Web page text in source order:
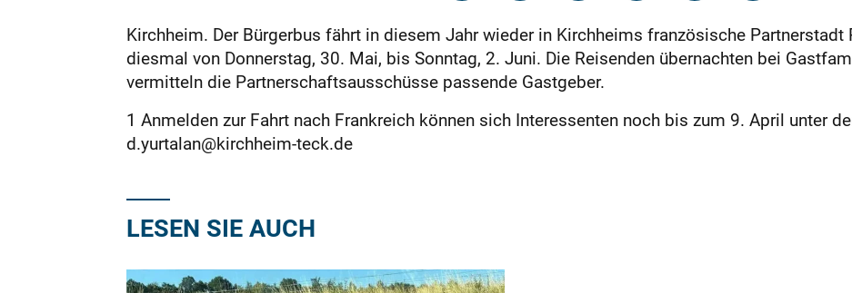
Kirchheim. Der Bürgerbus fährt in diesem Jahr wieder in Kirchheims französische
diesmal von Donnerstag, 30. Mai, bis Sonntag, 2. Juni. Die Reisenden übernachten bei
vermitteln die Partnerschaftsausschüsse passende Gastgeber.
1 Anmelden zur Fahrt nach Frankreich können sich Interessenten noch bis zum 9. April unter
d.yurtalan@kirchheim-teck.de
LESEN SIE AUCH